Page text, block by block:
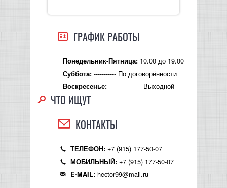
ГРАФИК РАБОТЫ
Понедельник-Пятница: 10.00 до 19.00
Суббота: ----------- По договорённости
Воскресенье: ---------------- Выходной
ЧТО ИЩУТ
КОНТАКТЫ
ТЕЛЕФОН: +7 (915) 177-50-07
МОБИЛЬНЫЙ: +7 (915) 177-50-07
E-MAIL: hector99@mail.ru